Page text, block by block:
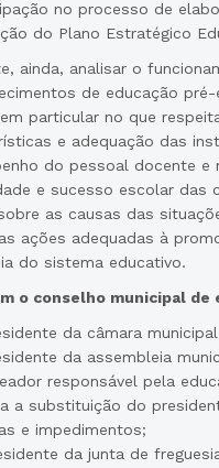
no processo de
do Plano Estratégico
ainda, analisar o
de educação
particular no que
e adequação das
do pessoal docente e
e sucesso escolar das
as causas das
ações adequadas à
do sistema educativo.
o conselho municipal de
da câmara
da assembleia
responsável pela
a substituição do
e impedimentos;
da junta de